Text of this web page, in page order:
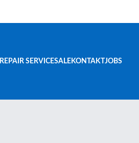
SERVICESALEKONTAKTJOBS